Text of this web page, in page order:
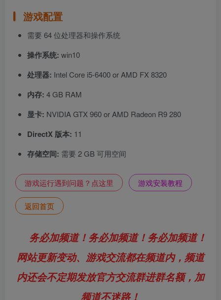
游戏配置
需要 64 位处理器和操作系统
操作系统: win10
处理器: Intel Core i5-6400 or AMD FX 8320
内存: 4 GB RAM
显卡: NVIDIA GTX 960 or AMD Radeon R9 280
DirectX 版本: 11
存储空间: 需要 2 GB 可用空间
游戏运行遇到问题？点这里 游戏安装教程
返回首页
务必加频道！务必加频道！务必加频道！
网站更新变动、游戏交流都在频道内，频道
内还会不定期发放官方交流群进群名额，加
频道不迷路！